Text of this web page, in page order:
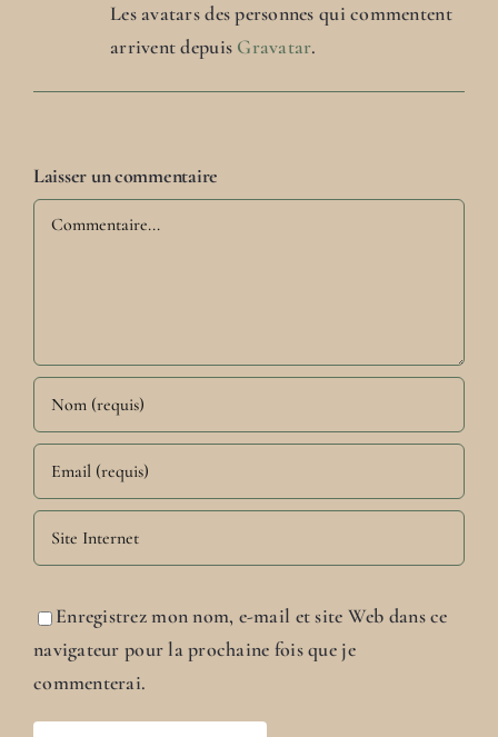
Les avatars des personnes qui commentent
arrivent depuis Gravatar.
Laisser un commentaire
Commentaire
Enregistrez mon nom, e-mail et site Web dans ce
navigateur pour la prochaine fois que je
commenterai.